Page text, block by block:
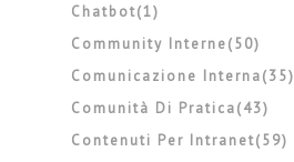
Chatbot(1)
Community Interne(50)
Comunicazione Interna(35)
Comunità Di Pratica(43)
Contenuti Per Intranet(59)